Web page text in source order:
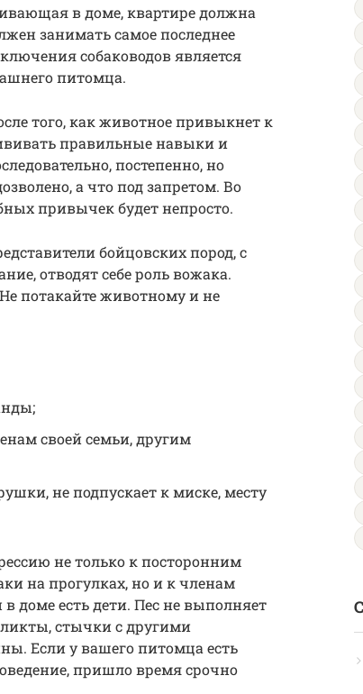
в доме, квартире должна
занимать самое последнее
собаководов является
питомца.
того, как животное привыкнет к
правильные навыки и
постепенно, но
а что под запретом. Во
привычек будет непросто.
бойцовских пород, с
отводят себе роль вожака.
потакайте животному и не
своей семьи, другим
не подпускает к миске, месту
не только к посторонним
на прогулках, но и к членам
доме есть дети. Пес не выполняет
стычки с другими
Если у вашего питомца есть
пришло время срочно